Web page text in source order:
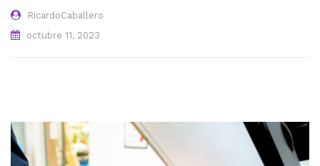
RicardoCaballero
octubre 11, 2023